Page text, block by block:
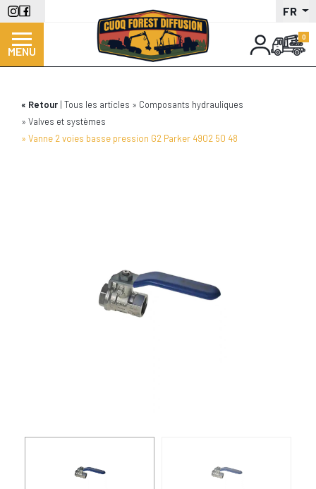
Aller
au
contenu
principal
FR
MENU
Retour Tous les articles
Composants hydrauliques
Valves et systèmes
Vanne 2 voies basse pression G2 Parker 4902 50 48